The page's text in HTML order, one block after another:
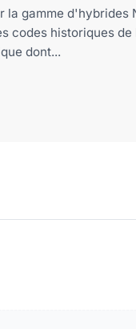
la gamme d'hybrides
codes historiques de
dont...